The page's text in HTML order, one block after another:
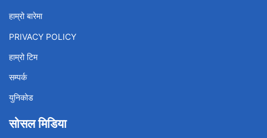
हाम्रो बारेमा
PRIVACY POLICY
हाम्रो टिम
सम्पर्क
युनिकोड
सोसल मिडिया